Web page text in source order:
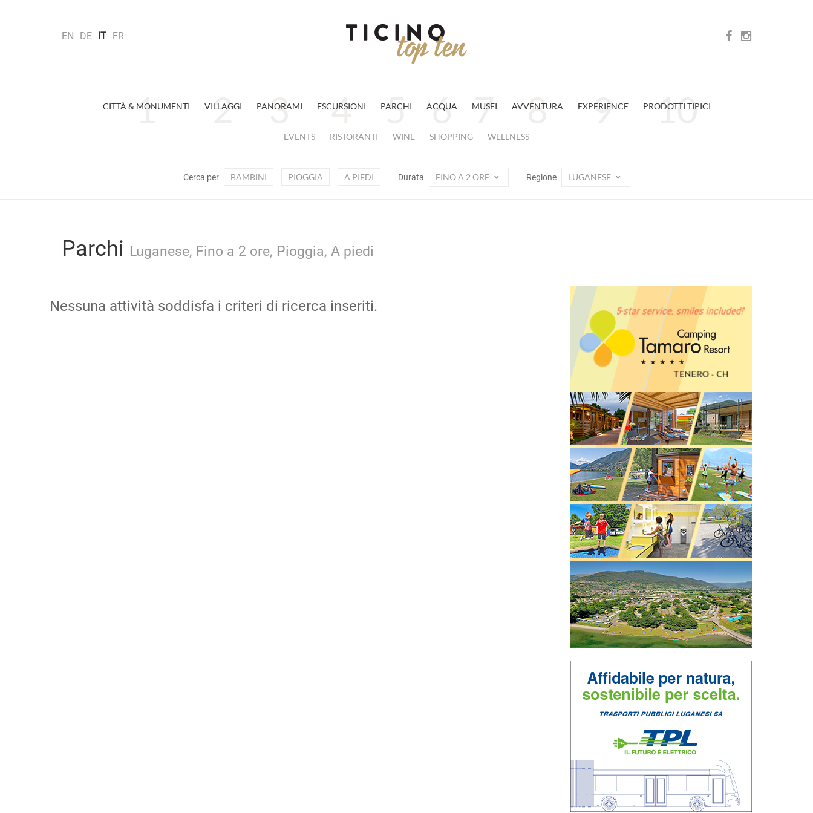
EN DE IT FR
CITTÀ & MONUMENTI VILLAGGI PANORAMI ESCURSIONI PARCHI ACQUA MUSEI AVVENTURA EXPERIENCE PRODOTTI TIPICI
EVENTS RISTORANTI WINE SHOPPING WELLNESS
Cerca per BAMBINI PIOGGIA A PIEDI Durata FINO A 2 ORE Regione LUGANESE
Parchi Luganese, Fino a 2 ore, Pioggia, A piedi
Nessuna attività soddisfa i criteri di ricerca inseriti.